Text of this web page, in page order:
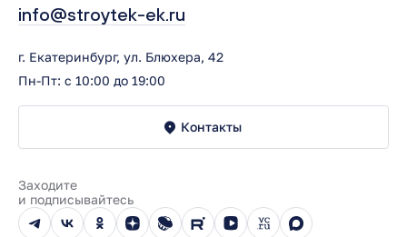
info@stroytek-ek.ru
г. Екатеринбург, ул. Блюхера, 42
Пн-Пт: с 10:00 до 19:00
Контакты
Заходите
и подписывайтесь